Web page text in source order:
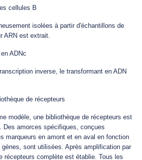
cellules B
isolées à partir d'échantillons de
ARN est extrait.
ADNc
inverse, le transformant en ADN
de récepteurs
modèle, une bibliothèque de récepteurs est
Des amorces spécifiques, conçues
marqueurs en amont et en aval en fonction
sont utilisées. Après amplification par
récepteurs complète est établie. Tous les